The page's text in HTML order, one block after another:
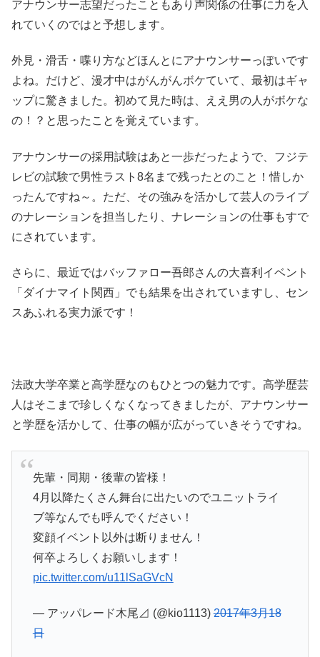
アナウンサー志望だったこともあり声関係の仕事に力を入
れていくのではと予想します。
外見・滑舌・喋り方などほんとにアナウンサーっぽいです
よね。だけど、漫才中はがんがんボケていて、最初はギャ
ップに驚きました。初めて見た時は、ええ男の人がボケな
の！？と思ったことを覚えています。
アナウンサーの採用試験はあと一歩だったようで、フジテ
レビの試験で男性ラスト8名まで残ったとのこと！惜しか
ったんですね～。ただ、その強みを活かして芸人のライブ
のナレーションを担当したり、ナレーションの仕事もすで
にされています。
さらに、最近ではバッファロー吾郎さんの大喜利イベント
「ダイナマイト関西」でも結果を出されていますし、セン
スあふれる実力派です！
法政大学卒業と高学歴なのもひとつの魅力です。高学歴芸
人はそこまで珍しくなくなってきましたが、アナウンサー
と学歴を活かして、仕事の幅が広がっていきそうですね。
先輩・同期・後輩の皆様！
4月以降たくさん舞台に出たいのでユニットライ
ブ等なんでも呼んでください！
変顔イベント以外は断りません！
何卒よろしくお願いします！
pic.twitter.com/u11lSaGVcN
— アッパレード木尾⊿ (@kio1113)2017年3月18
日